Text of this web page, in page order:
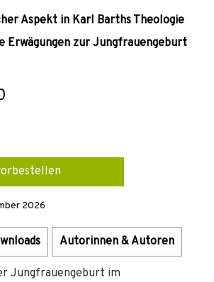
Aspekt in Karl Barths Theologie
Erwägungen zur Jungfrauengeburt
2026
Autorinnen & Autoren
Jungfrauengeburt im